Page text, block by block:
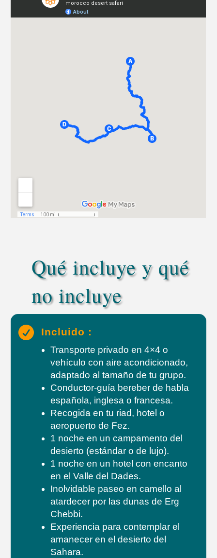
Qué incluye y qué
no incluye
 Incluido :
Transporte privado en 4×4 o
vehículo con aire acondicionado,
adaptado al tamaño de tu grupo.
Conductor-guía bereber de habla
española, inglesa o francesa.
Recogida en tu riad, hotel o
aeropuerto de Fez.
1 noche en un campamento del
desierto (estándar o de lujo).
1 noche en un hotel con encanto
en el Valle del Dades.
Inolvidable paseo en camello al
atardecer por las dunas de Erg
Chebbi.
Experiencia para contemplar el
amanecer en el desierto del
Sahara.